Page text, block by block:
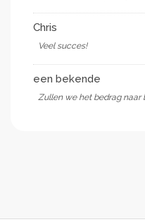
Chris
Veel succes!
een bekende
Zullen we het bedrag naar